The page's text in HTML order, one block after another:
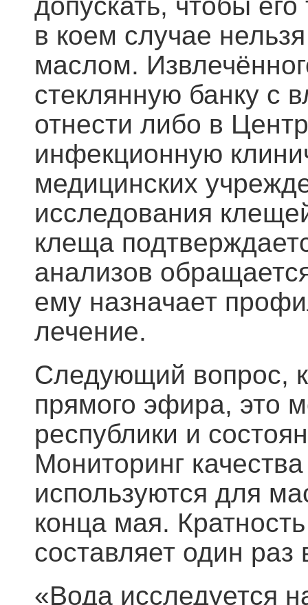
в коем случае
маслом.
стеклянную банку с
отнести либо в
инфекционную
медицинских
исследования
клеща
анализов
ему назначает
лечение.
Следующий вопрос,
прямого эфира, это
республики и
Мониторинг
используются для
конца мая.
составляет один
«Вода исследуется